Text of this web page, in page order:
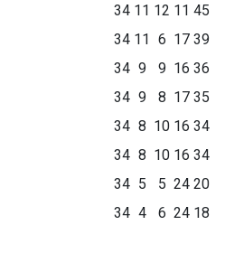
34 11 12 11 45
34 11 6 17 39
34 9 9 16 36
34 9 8 17 35
34 8 10 16 34
34 8 10 16 34
34 5 5 24 20
34 4 6 24 18